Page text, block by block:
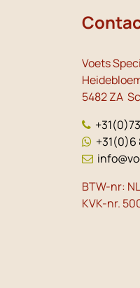
Voets
5482 ZA
+31(0)6
BTW-nr:
KVK-nr.